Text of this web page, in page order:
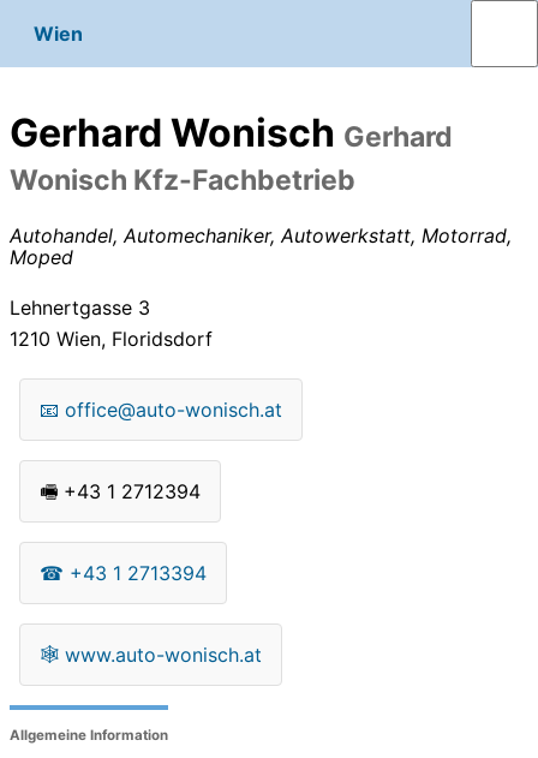
Wien
Gerhard Wonisch Gerhard
Wonisch Kfz-Fachbetrieb
Autohandel, Automechaniker, Autowerkstatt, Motorrad,
Moped
Lehnertgasse 3
1210 Wien, Floridsdorf
📧 office@auto-wonisch.at
🖷 +43 1 2712394
☎ +43 1 2713394
🕸 www.auto-wonisch.at
Allgemeine Information